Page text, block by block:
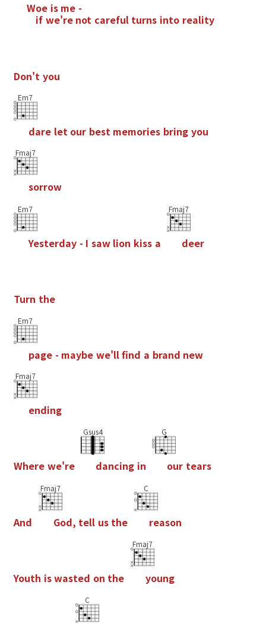
Woe is me -
if we're not careful turns into reality
Don't you
Em7
dare let our best memories bring you
Fmaj7
sorrow
Em7
Yesterday - I saw lion kiss a
Fmaj7
deer
Turn the
Em7
page - maybe we'llfnd a brand new
Fmaj7
ending
Where we're
Gsus4
dancing in
G
our tears
And
Fmaj7
God, tell us the
C
reason
Youth iswasted on the
Fmaj7
young
C